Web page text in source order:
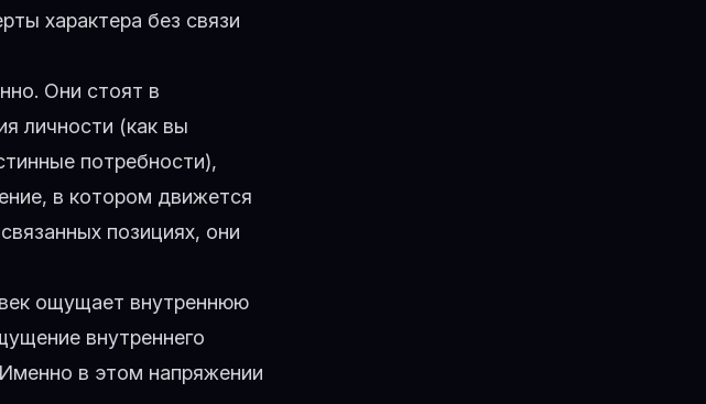
характера без связи
Они стоят в
личности (как вы
потребности),
в котором движется
позициях, они
ощущает внутреннюю
внутреннего
в этом напряжении